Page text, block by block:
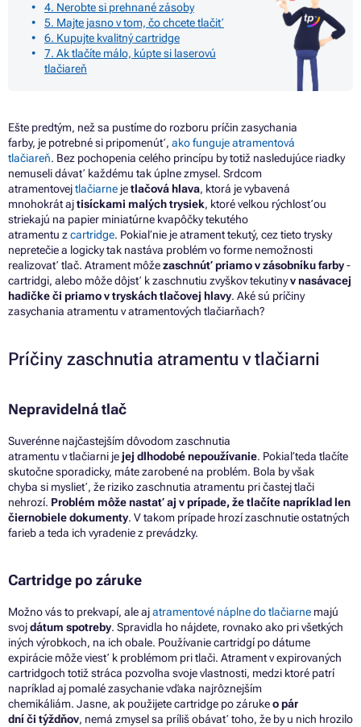
4. Nerobte si prehnané zásoby
5. Majte jasno v tom, čo chcete tlačiť
6. Kupujte kvalitný cartridge
7. Ak tlačíte málo, kúpte si laserovú
tlačiareň
Ešte predtým, nežsa pustímedo rozboru príčin zasychania
farby, je potrebnési pripomenúť, ako funguje atramentová
tlačiareň. Bez pochopenia celého princípu bytotiž nasledujúce riadky
nemuseli dávať každému tak úplne zmysel. Srdcom
atramentovejtlačiarne jetlačová hlava, ktorá jevybavená
mnohokrátajtisíckami malých trysiek, ktoré veľkou rýchlosťou
striekajú na papier miniatúrne kvapôčky tekutého
atramentu zcartridge. Pokiaľ nie je atrament tekutý, cez tieto trysky
nepretečiea logicky tak nastáva problémvoforme nemožnosti
realizovať tlač. Atrament môžezaschnúť priamovzásobníku farby-
cartridgi, alebo môže dôjsť kzaschnutiu zvyškov tekutinyv nasávacej
hadičkeči priamovtryskách tlačovej hlavy. Aké sú príčiny
zasychania atramentu vatramentových tlačiarňach?
Príčiny zaschnutia atramentu vtlačiarni
Nepravidelná tlač
Suverénne najčastejším dôvodom zaschnutia
atramentu vtlačiarni jejej dlhodobé nepoužívanie. Pokiaľ teda tlačíte
skutočne sporadicky, mátezarobené na problém. Bola byvšak
chyba si myslieť, že riziko zaschnutia atramentu pri častej tlači
nehrozí. Problém môže nastaťaj v prípade,žetlačíte napríklad len
čiernobiele dokumenty. Vtakom prípade hrozí zaschnutie ostatných
farieba teda ich vyradeniez prevádzky.
Cartridge po záruke
Možno vásto prekvapí, ale ajatramentové náplnedotlačiarne majú
svojdátum spotreby. Spravidla ho nájdete, rovnako ako privšetkých
iných výrobkoch, na ich obale. Používanie cartridgí podátume
expirácie môže viesť k problémom pri tlači. Atramentvexpirovaných
cartridgoch totiž stráca pozvoľna svoje vlastnosti, medzi ktoré patrí
napríklad aj pomalé zasychanie vďaka najrôznejším
chemikáliám. Jasne, ak použijete cartridge po zárukeopár
dníči týždňov, nemá zmyselsa príliš obávať toho, že byu nich hrozilo